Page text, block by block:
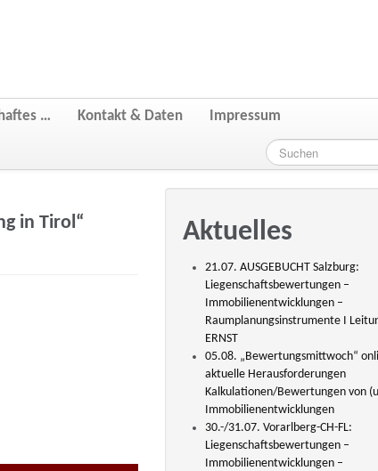
… Kontakt & Daten Impressum
in Tirol“ Aktuelles
21.07. AUSGEBUCHT Salzburg:
Liegenschaftsbewertungen –
Immobilienentwicklungen –
Raumplanungsinstrumente I
ERNST
05.08. „Bewertungsmittwoch“
aktuelle Herausforderungen
Kalkulationen/Bewertungen von
Immobilienentwicklungen
30.-/31.07. Vorarlberg-CH-FL:
Liegenschaftsbewertungen –
Immobilienentwicklungen –